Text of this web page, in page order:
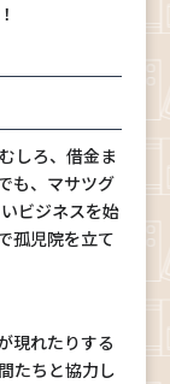
しろ、借金ま
も、マサツグ
ビジネスを始
孤児院を立て
現れたりする
たちと協力し